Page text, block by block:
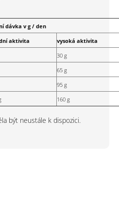
dávka v g / den
aktivita
vysoká aktivita
30 g
65 g
95 g
160 g
být neustále k dispozici.